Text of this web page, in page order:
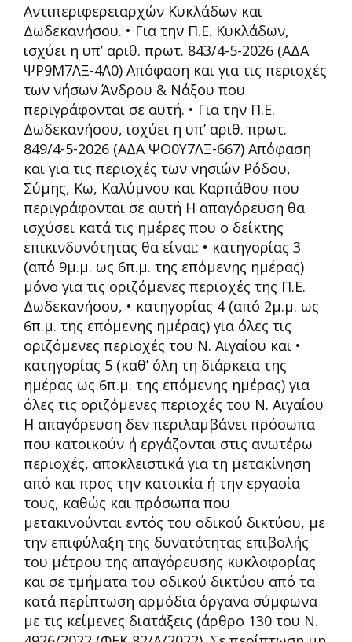
Αντιπεριφερειαρχών Κυκλάδων και
Δωδεκανήσου. • Για την Π.Ε. Κυκλάδων,
ισχύει η υπ’ αριθ. πρωτ. 843/4-5-2026 (ΑΔΑ
ΨΡ9Μ7ΛΞ-4Λ0) Απόφαση και για τις περιοχές
των νήσων Άνδρου & Νάξου που
περιγράφονται σε αυτή. • Για την Π.Ε.
Δωδεκανήσου, ισχύει η υπ’ αριθ. πρωτ.
849/4-5-2026 (ΑΔΑ ΨΟ0Υ7ΛΞ-667) Απόφαση
και για τις περιοχές των νησιών Ρόδου,
Σύμης, Κω, Καλύμνου και Καρπάθου που
περιγράφονται σε αυτή Η απαγόρευση θα
ισχύσει κατά τις ημέρες που ο δείκτης
επικινδυνότητας θα είναι: • κατηγορίας 3
(από 9μ.μ. ως 6π.μ. της επόμενης ημέρας)
μόνο για τις οριζόμενες περιοχές της Π.Ε.
Δωδεκανήσου, • κατηγορίας 4 (από 2μ.μ. ως
6π.μ. της επόμενης ημέρας) για όλες τις
οριζόμενες περιοχές του Ν. Αιγαίου και •
κατηγορίας 5 (καθ’ όλη τη διάρκεια της
ημέρας ως 6π.μ. της επόμενης ημέρας) για
όλες τις οριζόμενες περιοχές του Ν. Αιγαίου
Η απαγόρευση δεν περιλαμβάνει πρόσωπα
που κατοικούν ή εργάζονται στις ανωτέρω
περιοχές, αποκλειστικά για τη μετακίνηση
από και προς την κατοικία ή την εργασία
τους, καθώς και πρόσωπα που
μετακινούνται εντός του οδικού δικτύου, με
την επιφύλαξη της δυνατότητας επιβολής
του μέτρου της απαγόρευσης κυκλοφορίας
και σε τμήματα του οδικού δικτύου από τα
κατά περίπτωση αρμόδια όργανα σύμφωνα
με τις κείμενες διατάξεις (άρθρο 130 του Ν.